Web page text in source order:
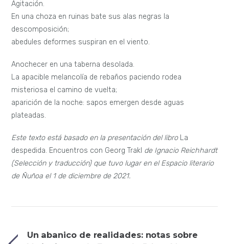
Agitación.
En una choza en ruinas bate sus alas negras la
descomposición;
abedules deformes suspiran en el viento.
Anochecer en una taberna desolada.
La apacible melancolía de rebaños paciendo rodea
misteriosa el camino de vuelta;
aparición de la noche: sapos emergen desde aguas
plateadas.
Este texto está basado en la presentación del libroLa
despedida. Encuentros con Georg Trakl de Ignacio Reichhardt
(Selección y traducción) que tuvo lugar en el Espacio literario
de Ñuñoa el 1 de diciembre de 2021.
Un abanico de realidades: notas sobre